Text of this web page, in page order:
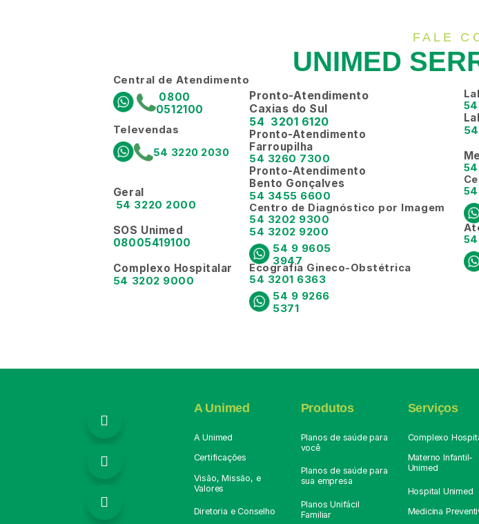
FALE
UNIMED
Central de Atendimento
0800
0512100
Televendas
54 3220 2030
Geral
54 3220 2000
SOS Unimed
08005419100
Complexo Hospitalar
54 3202 9000
Pronto-Atendimento
Caxias do Sul
54  3201 6120
Pronto-Atendimento
Farroupilha
54 3260 7300
Pronto-Atendimento
Bento Gonçalves
54 3455 6600
Centro de Diagnóstico por Imagem
54 3202 9300
54 3202 9200
54 9 9605
3947
Ecografia Gineco-Obstétrica
54 3201 6363
54 9 9266
5371



A Unimed
A Unimed
Certificações
Visão, Missão, e
Valores
Diretoria e Conselho
Produtos
Planos de saúde para
você
Planos de saúde para
sua empresa
Planos Unifácil
Familiar
Serviços
Complexo
Materno Infantil-
Unimed
Hospital Unimed
Medicina